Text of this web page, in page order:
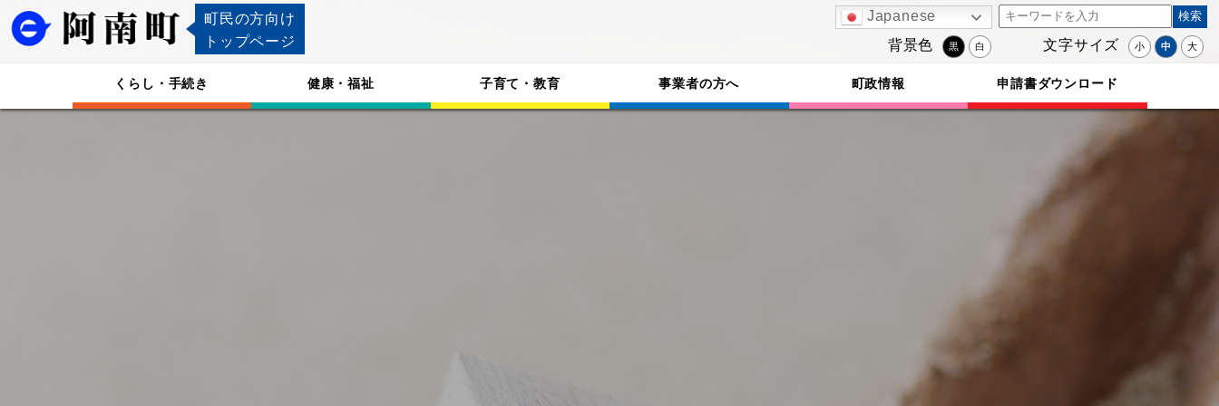
町民の方向け
トップページ
Japanese
背景色 黒 白 文字サイズ 小 中 大
くらし・手続き 健康・福祉 子育て・教育 事業者の方へ 町政情報 申請書ダウンロード